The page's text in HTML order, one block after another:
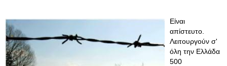
Είναι
απίστευτο.
Λειτουργούν σ'
όλη την Ελλάδα
500